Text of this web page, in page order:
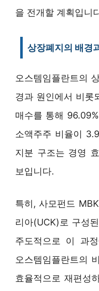
을 전개할 계획입니
상장폐지의 배경
오스템임플란트의
경과 원인에서 비롯
매수를 통해
소액주주 비율이
지분 구조는 경영
보입니다.
특히, 사모펀드
리아(UCK)로 구성
주도적으로 이 과
오스템임플란트의
효율적으로 재편성